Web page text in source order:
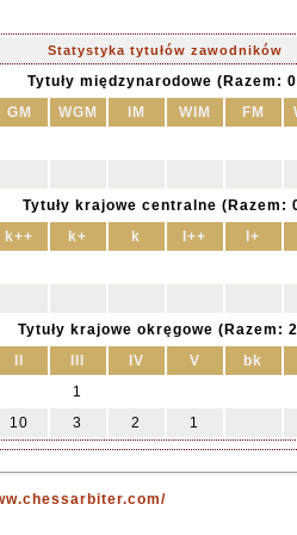
Statystyka tytułów zawodników
Tytuły międzynarodowe (Razem:
GM WGM IM WIM FM
Tytuły krajowe centralne (Razem:
k++ k+ k I++ I+
Tytuły krajowe okręgowe (Razem:
IV V
bk
1
10 3 2 1